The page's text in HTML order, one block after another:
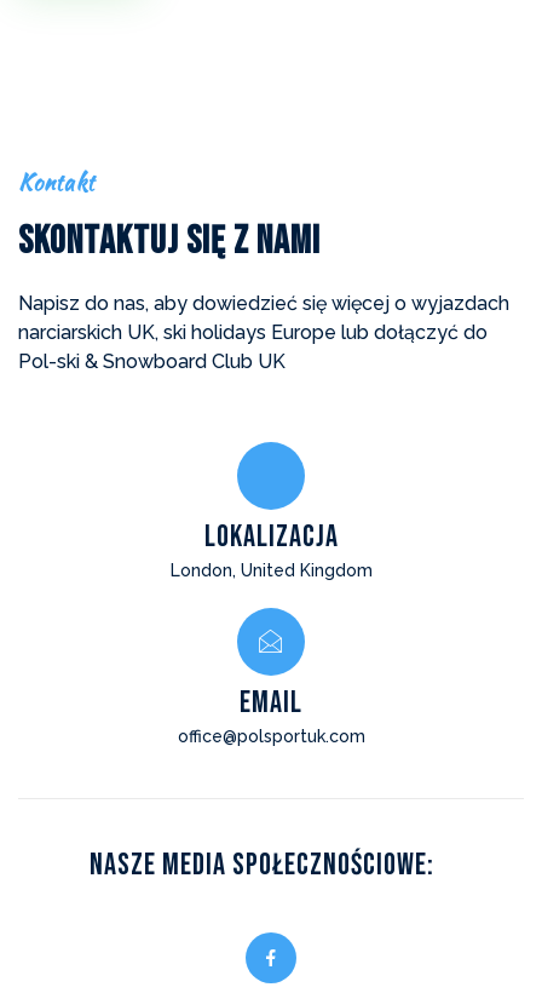
Kontakt
Skontaktuj Się z Nami
Napisz do nas, aby dowiedzieć się więcej o wyjazdach
narciarskich UK, ski holidays Europe lub dołączyć do
Pol-ski & Snowboard Club UK
Lokalizacja
London, United Kingdom
EMAIL
office@polsportuk.com
Nasze Media Społecznościowe: